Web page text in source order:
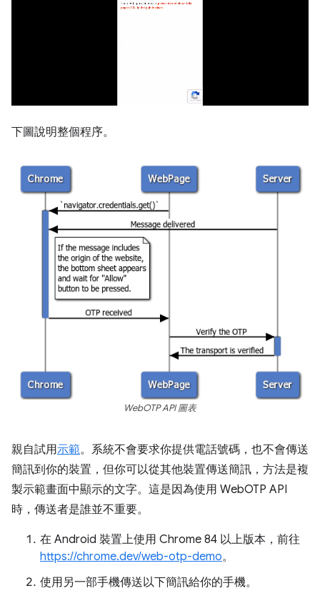
下圖說明整個程序。
WebOTP API 圖表
親自試用示範。系統不會要求你提供電話號碼，也不會傳送
簡訊到你的裝置，但你可以從其他裝置傳送簡訊，方法是複
製示範畫面中顯示的文字。這是因為使用 WebOTP API
時，傳送者是誰並不重要。
在 Android 裝置上使用 Chrome 84 以上版本，前往
https://chrome.dev/web-otp-demo。
使用另一部手機傳送以下簡訊給你的手機。